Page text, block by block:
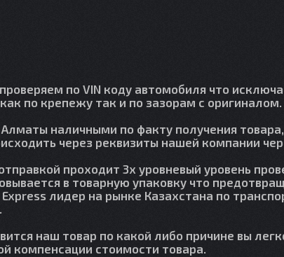
по VIN коду автомобиля что
по крепежу так и по зазорам с оригиналом.
наличными по факту получения
через реквизиты нашей компании
проходит 3х уровневый уровень
в товарную упаковку что
лидер на рынке Казахстана по
наш товар по какой либо причине вы
компенсации стоимости товара.